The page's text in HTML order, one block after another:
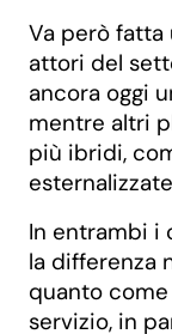
Va però
attori del
ancora oggi
mentre altri
più ibridi,
In entrambi i
la differenza
quanto
servizio, in